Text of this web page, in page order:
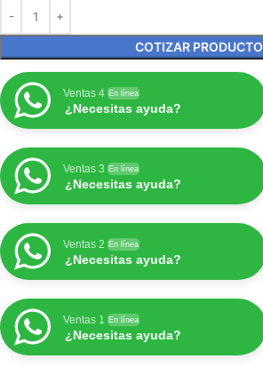
COTIZAR PRODUCTO
Ventas 4 En línea
¿Necesitas ayuda?
Ventas 3 En línea
¿Necesitas ayuda?
Ventas 2 En línea
¿Necesitas ayuda?
Ventas 1 En línea
¿Necesitas ayuda?